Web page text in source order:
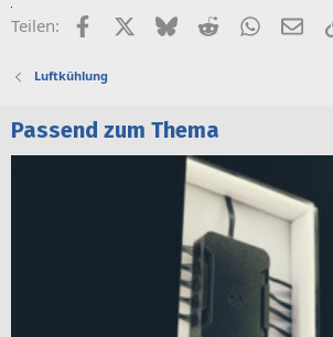
Teilen: FacebookX (Twitter)
BlueskyReddit E-
Luftkühlung
Passend zum Thema